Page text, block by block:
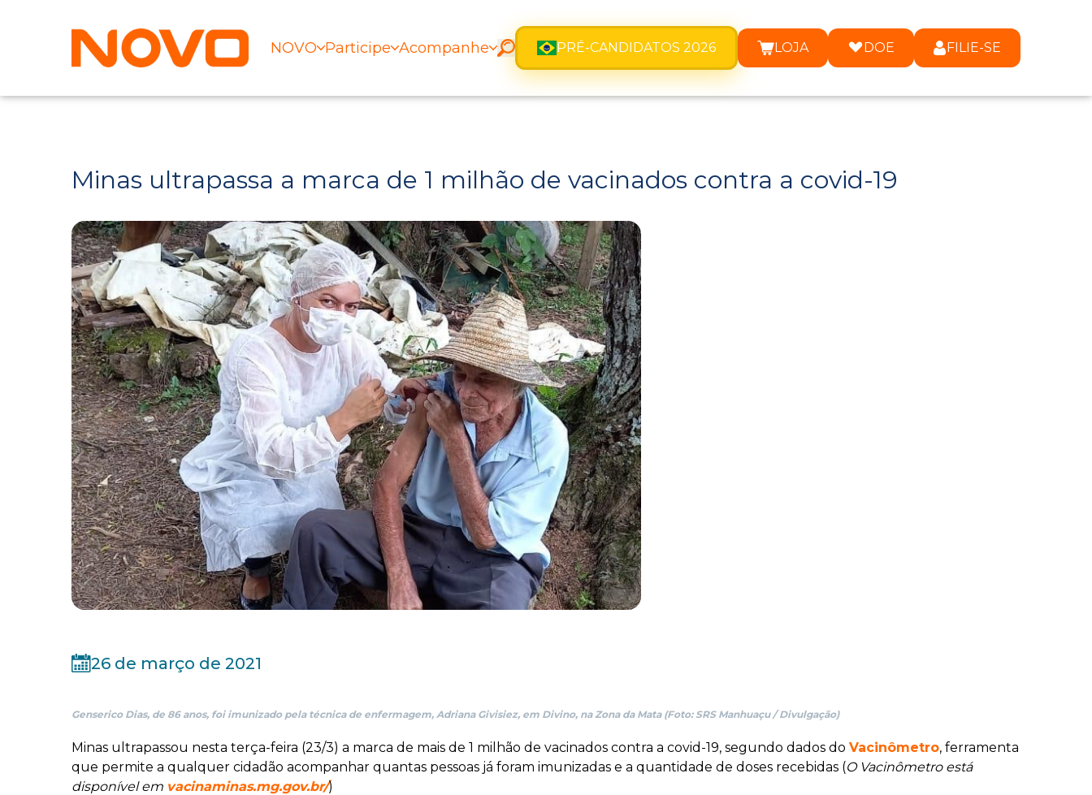
NOVO Participe Acompanhe PRÉ-CANDIDATOS 2026 LOJA DOE FILIE-SE
Minas ultrapassa a marca de 1 milhão de vacinados contra a covid-19
26 de março de 2021
Genserico Dias, de 86 anos, foi imunizado pela técnica de enfermagem, Adriana Givisiez, em Divino, na Zona da Mata (Foto: SRS Manhuaçu / Divulgação)
Minas ultrapassou nesta terça-feira (23/3) a marca de mais de 1 milhão de vacinados contra a covid-19, segundo dados do Vacinômetro, ferramenta
que permite a qualquer cidadão acompanhar quantas pessoas já foram imunizadas e a quantidade de doses recebidas (O Vacinômetro está
disponível em vacinaminas.mg.gov.br/)